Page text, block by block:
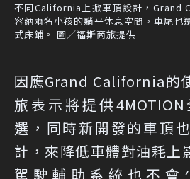
不同California上掀車頂設計，Grand
容納兩名小孩的躺平休息空間，車尾也
式床鋪。 圖／福斯商旅提供
因應Grand California的
旅表示將提供
選，同時新開發的車頂
計，來降低車體對油耗上
駕駛輔助系統也不會